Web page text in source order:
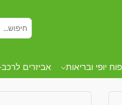
יופי ובריאות אביזרים לרכבהרשמה